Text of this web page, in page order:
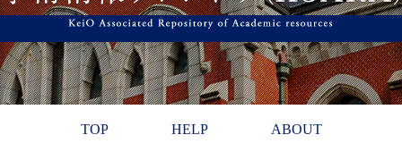
TOP HELP ABOUT